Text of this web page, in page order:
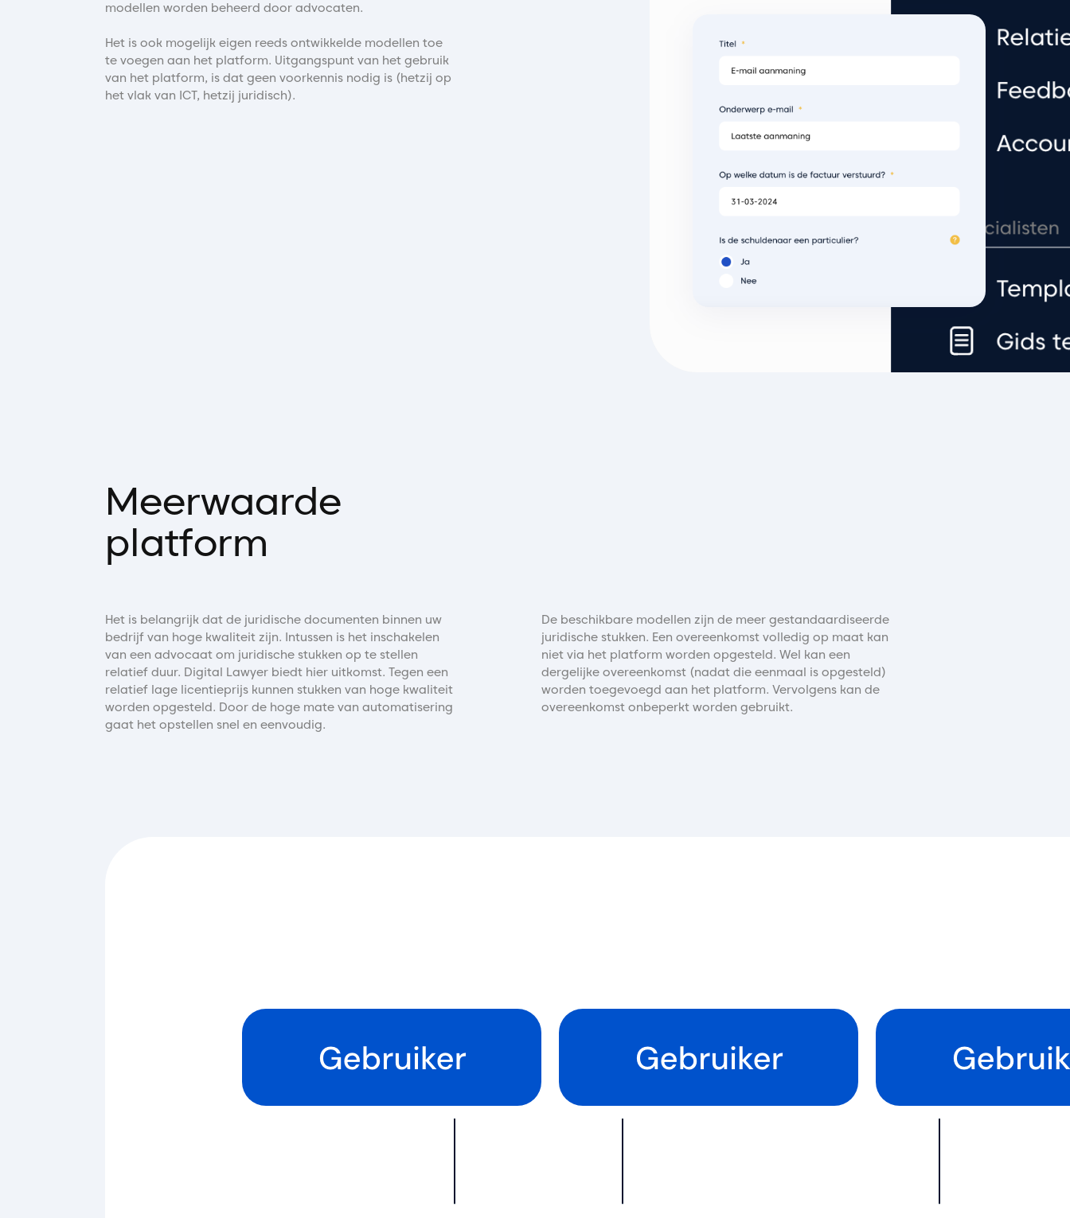
modellen worden beheerd door advocaten.
Het is ook mogelijk eigen reeds ontwikkelde modellen toe
te voegen aan het platform. Uitgangspunt van het gebruik
van het platform, is dat geen voorkennis nodig is (hetzij op
het vlak van ICT, hetzij juridisch).
Meerwaarde
platform
Het is belangrijk dat de juridische documenten binnen uw
bedrijf van hoge kwaliteit zijn. Intussen is het inschakelen
van een advocaat om juridische stukken op te stellen
relatief duur. Digital Lawyer biedt hier uitkomst. Tegen een
relatief lage licentieprijs kunnen stukken van hoge kwaliteit
worden opgesteld. Door de hoge mate van automatisering
gaat het opstellen snel en eenvoudig.
De beschikbare modellen zijn de meer gestandaardiseerde
juridische stukken. Een overeenkomst volledig op maat kan
niet via het platform worden opgesteld. Wel kan een
dergelijke overeenkomst (nadat die eenmaal is opgesteld)
worden toegevoegd aan het platform. Vervolgens kan de
overeenkomst onbeperkt worden gebruikt.